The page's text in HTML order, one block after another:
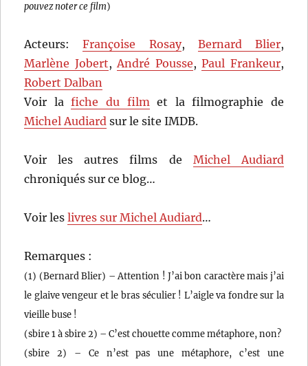
pouvez noter ce film)
Acteurs:Françoise Rosay, Bernard Blier,
Marlène Jobert,André Pousse,Paul Frankeur,
Robert Dalban
Voir lafiche du filmet la filmographie de
Michel Audiard sur le site IMDB.
Voir les autres films de Michel Audiard
chroniqués sur ce blog…
Voir leslivres sur Michel Audiard…
Remarques :
(1) (Bernard Blier) – Attention ! J’ai bon caractère mais j’ai
le glaive vengeur et le bras séculier ! L’aigle va fondre sur la
vieille buse !
(sbire 1 à sbire 2) – C’est chouette comme métaphore, non?
(sbire 2) – Ce n’est pas une métaphore, c’est une